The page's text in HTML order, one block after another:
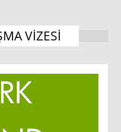
VIZESI